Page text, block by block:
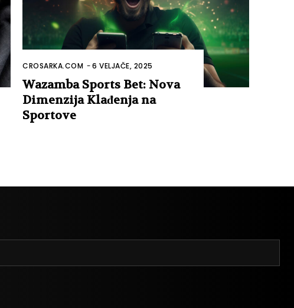
CROSARKA.COM -6 VELJAČE, 2025
Wazamba Sports Bet: Nova
Dimenzija Klađenja na
Sportove